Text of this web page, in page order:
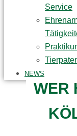
Service
NEWS
WER